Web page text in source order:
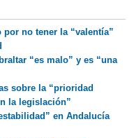
por no tener la “valentía”
“es malo” y es “una
sobre la “prioridad
la legislación”
en Andalucía